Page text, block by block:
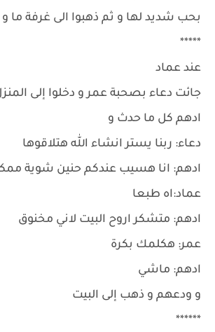
بحب شديد لها و ثم ذهبوا الى غرفة ما و
*****
عند عماد
جائت دعاء بصحبة عمر و دخلوا إلى
ادهم كل ما حدث و
دعاء: ربنا يستر انشاء الله هتلاقوها
ادهم: انا هسيب عندكم حنين شوية
عماد:اه طبعا
ادهم: متشكر اروح البيت لاني مخنوق
عمر: هكلمك بكرة
ادهم: ماشي
و ودعهم و ذهب إلى البيت
******